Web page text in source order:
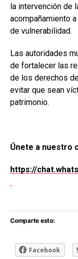
la intervención de
acompañamiento
de vulnerabilidad.
Las autoridades
de fortalecer las
de los derechos
evitar que sean
patrimonio.
Únete a nuestro
https://
Comparte esto:
Facebook